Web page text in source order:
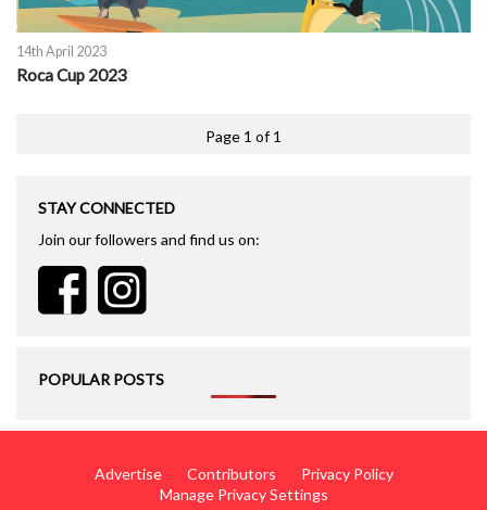
14th April 2023
Roca Cup 2023
Page 1 of 1
STAY CONNECTED
Join our followers and find us on:
POPULAR POSTS
Advertise Contributors
Privacy Policy
Manage Privacy Settings